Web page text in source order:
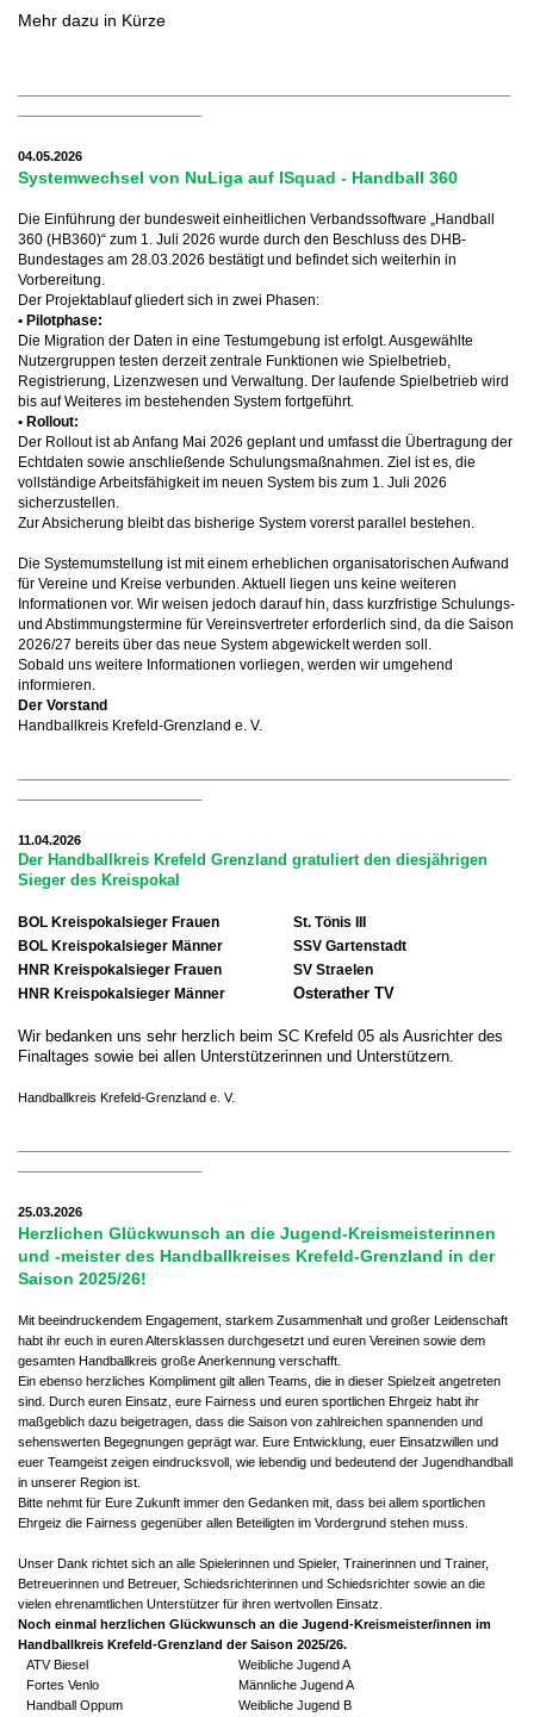
Mehr dazu in Kürze
04.05.2026
Systemwechsel von NuLiga auf ISquad - Handball 360
Die Einführung der bundesweit einheitlichen Verbandssoftware „Handball
360 (HB360)“ zum 1. Juli 2026 wurde durch den Beschluss des DHB-
Bundestages am 28.03.2026 bestätigt und befindet sich weiterhin in
Vorbereitung.
Der Projektablauf gliedert sich in zwei Phasen:
• Pilotphase:
Die Migration der Daten in eine Testumgebung ist erfolgt. Ausgewählte
Nutzergruppen testen derzeit zentrale Funktionen wie Spielbetrieb,
Registrierung, Lizenzwesen und Verwaltung. Der laufende Spielbetrieb wird
bis auf Weiteres im bestehenden System fortgeführt.
• Rollout:
Der Rollout ist ab Anfang Mai 2026 geplant und umfasst die Übertragung der
Echtdaten sowie anschließende Schulungsmaßnahmen. Ziel ist es, die
vollständige Arbeitsfähigkeit im neuen System bis zum 1. Juli 2026
sicherzustellen.
Zur Absicherung bleibt das bisherige System vorerst parallel bestehen.
Die Systemumstellung ist mit einem erheblichen organisatorischen Aufwand
für Vereine und Kreise verbunden. Aktuell liegen uns keine weiteren
Informationen vor. Wir weisen jedoch darauf hin, dass kurzfristige Schulungs-
und Abstimmungstermine für Vereinsvertreter erforderlich sind, da die Saison
2026/27 bereits über das neue System abgewickelt werden soll.
Sobald uns weitere Informationen vorliegen, werden wir umgehend
informieren.
Der Vorstand
Handballkreis Krefeld-Grenzland e. V.
11.04.2026
Der Handballkreis Krefeld Grenzland gratuliert den diesjährigen
Sieger des Kreispokal
BOL Kreispokalsieger Frauen
St. Tönis III
BOL Kreispokalsieger Männer
SSV Gartenstadt
HNR Kreispokalsieger Frauen
SV Straelen
HNR Kreispokalsieger Männer
Osterather TV
Wir bedanken uns sehr herzlich beim SC Krefeld 05 als Ausrichter des
Finaltages sowie bei allen Unterstützerinnen und Unterstützern.
Handballkreis Krefeld-Grenzland e. V.
25.03.2026
Herzlichen Glückwunsch an die Jugend-Kreismeisterinnen
und -meister des Handballkreises Krefeld-Grenzland in der
Saison 2025/26!
Mit beeindruckendem Engagement, starkem Zusammenhalt und großer Leidenschaft
habt ihr euch in euren Altersklassen durchgesetzt und euren Vereinen sowie dem
gesamten Handballkreis große Anerkennung verschafft.
Ein ebenso herzliches Kompliment gilt allen Teams, die in dieser Spielzeit angetreten
sind. Durch euren Einsatz, eure Fairness und euren sportlichen Ehrgeiz habt ihr
maßgeblich dazu beigetragen, dass die Saison von zahlreichen spannenden und
sehenswerten Begegnungen geprägt war. Eure Entwicklung, euer Einsatzwillen und
euer Teamgeist zeigen eindrucksvoll, wie lebendig und bedeutend der Jugendhandball
in unserer Region ist.
Bitte nehmt für Eure Zukunft immer den Gedanken mit, dass bei allem sportlichen
Ehrgeiz die Fairness gegenüber allen Beteiligten im Vordergrund stehen muss.
Unser Dank richtet sich an alle Spielerinnen und Spieler, Trainerinnen und Trainer,
Betreuerinnen und Betreuer, Schiedsrichterinnen und Schiedsrichter sowie an die
vielen ehrenamtlichen Unterstützer für ihren wertvollen Einsatz.
Noch einmal herzlichen Glückwunsch an die Jugend-Kreismeister/innen im
Handballkreis Krefeld-Grenzland der Saison 2025/26.
ATV Biesel
Weibliche Jugend A
Fortes Venlo
Männliche Jugend A
Handball Oppum
Weibliche Jugend B